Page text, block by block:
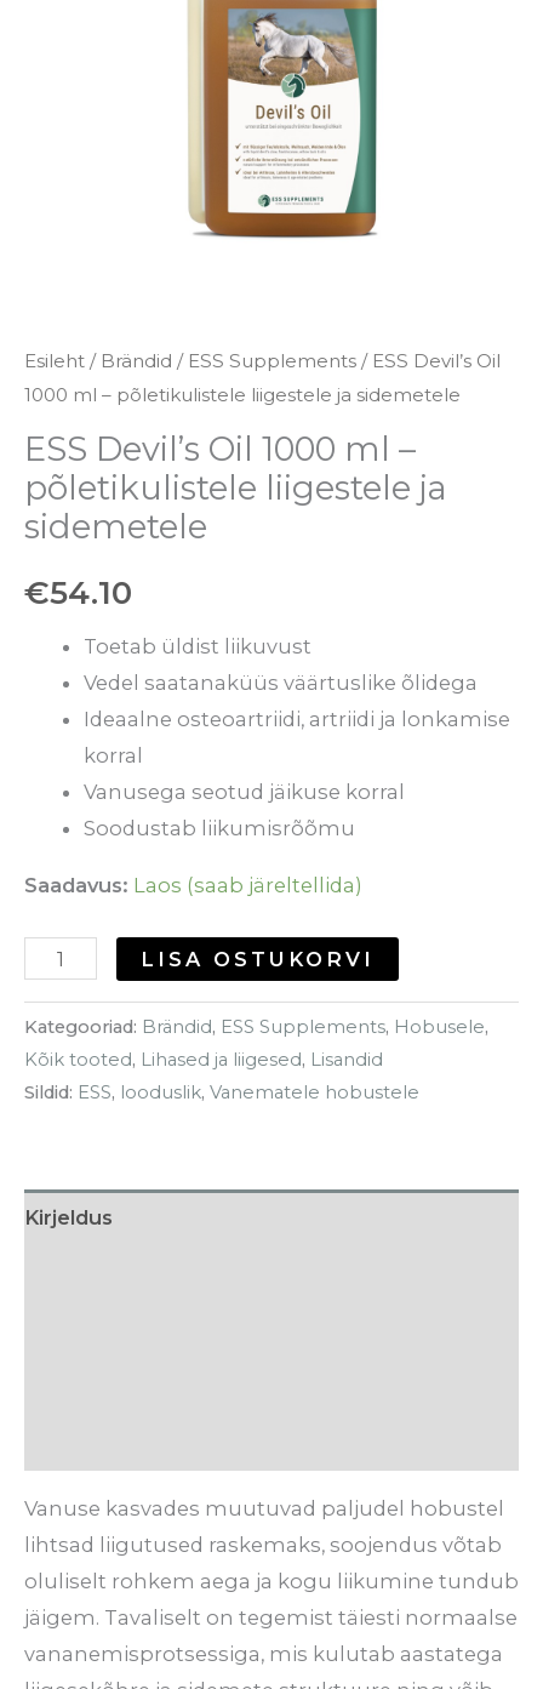
Esileht / Brändid / ESS Supplements / ESS Devil’s Oil
1000 ml – põletikulistele liigestele ja sidemetele
ESS Devil’s Oil 1000 ml –
põletikulistele liigestele ja
sidemetele
€54.10
Toetab üldist liikuvust
Vedel saatanaküüs väärtuslike õlidega
Ideaalne osteoartriidi, artriidi ja lonkamise
korral
Vanusega seotud jäikuse korral
Soodustab liikumisrõõmu
Saadavus: Laos (saab järeltellida)
LISA OSTUKORVI
Kategooriad: Brändid, ESS Supplements, Hobusele,
Kõik tooted, Lihased ja liigesed, Lisandid
Sildid: ESS, looduslik, Vanematele hobustele
Kirjeldus
Vanuse kasvades muutuvad paljudel hobustel
lihtsad liigutused raskemaks, soojendus võtab
oluliselt rohkem aega ja kogu liikumine tundub
jäigem. Tavaliselt on tegemist täiesti normaalse
vananemisprotsessiga, mis kulutab aastatega